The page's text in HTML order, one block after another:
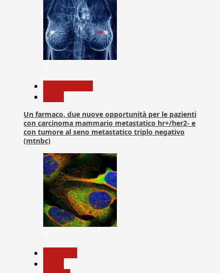
Un farmaco, due nuove opportunità per le pazienti
con carcinoma mammario metastatico hr+/her2- e
con tumore al seno metastatico triplo negativo
(mtnbc)